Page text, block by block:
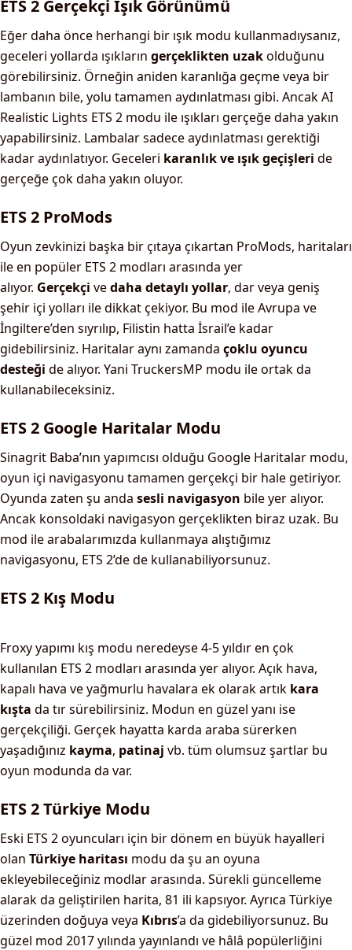
ETS 2 Gerçekçi Işık Görünümü
Eğer daha önce herhangi bir ışık modu kullanmadıysanız,
geceleri yollarda ışıkların gerçeklikten uzakolduğunu
görebilirsiniz. Örneğin aniden karanlığa geçme veya bir
lambanın bile, yolu tamamen aydınlatması gibi. Ancak AI
Realistic Lights ETS 2 modu ile ışıkları gerçeğe daha yakın
yapabilirsiniz. Lambalar sadece aydınlatması gerektiği
kadar aydınlatıyor. Geceleri karanlık ve ışık geçişleri de
gerçeğe çok daha yakın oluyor.
ETS 2 ProMods
Oyun zevkinizi başka bir çıtaya çıkartan ProMods, haritaları
ile en popüler ETS 2 modları arasında yer
alıyor. Gerçekçi vedaha detaylı yollar, dar veya geniş
şehir içi yolları ile dikkat çekiyor. Bu mod ile Avrupa ve
İngiltere’den sıyrılıp, Filistin hatta İsrail’e kadar
gidebilirsiniz. Haritalar aynı zamanda çoklu oyuncu
desteği de alıyor. Yani TruckersMP modu ile ortak da
kullanabileceksiniz.
ETS 2 Google Haritalar Modu
Sinagrit Baba’nın yapımcısı olduğu Google Haritalar modu,
oyun içi navigasyonu tamamen gerçekçi bir hale getiriyor.
Oyunda zaten şu anda sesli navigasyon bile yer alıyor.
Ancak konsoldaki navigasyon gerçeklikten biraz uzak. Bu
mod ile arabalarımızda kullanmaya alıştığımız
navigasyonu, ETS 2’de de kullanabiliyorsunuz.
ETS 2 Kış Modu
Froxy yapımı kış modu neredeyse 4-5 yıldır en çok
kullanılan ETS 2 modları arasında yer alıyor. Açık hava,
kapalı hava ve yağmurlu havalara ek olarak artık kara
kışta da tır sürebilirsiniz. Modun en güzel yanı ise
gerçekçiliği. Gerçek hayatta karda araba sürerken
yaşadığınız kayma, patinaj vb. tüm olumsuz şartlar bu
oyun modunda da var.
ETS 2 Türkiye Modu
Eski ETS 2 oyuncuları için bir dönem en büyük hayalleri
olan Türkiye haritası modu da şu an oyuna
ekleyebileceğiniz modlar arasında. Sürekli güncelleme
alarak da geliştirilen harita, 81 ili kapsıyor. Ayrıca Türkiye
üzerinden doğuya veya Kıbrıs’a da gidebiliyorsunuz. Bu
güzel mod 2017 yılında yayınlandı ve hâlâ popülerliğini